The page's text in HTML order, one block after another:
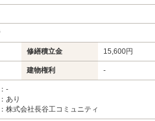
修繕積立金 15,600円
建物権利 -
-
あり
株式会社長谷工コミュニティ